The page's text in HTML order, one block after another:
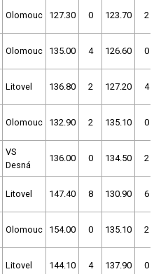
Olomouc 127.30 0 123.70 2
Olomouc 135.00 4 126.60 0
Litovel 136.80 2 127.20 4
Olomouc 132.90 2 135.10 0
VS
Desná
136.00 0 134.50 2
Litovel 147.40 8 130.90 6
Olomouc 154.00 0 135.10 2
Litovel 144.10 4 137.90 0